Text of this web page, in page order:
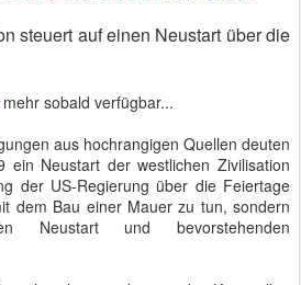
steuert auf einen Neustart über die
sobald verfügbar...
aus hochrangigen Quellen deuten
Neustart der westlichen Zivilisation
der US-Regierung über die Feiertage
dem Bau einer Mauer zu tun, sondern
Neustart und bevorstehenden